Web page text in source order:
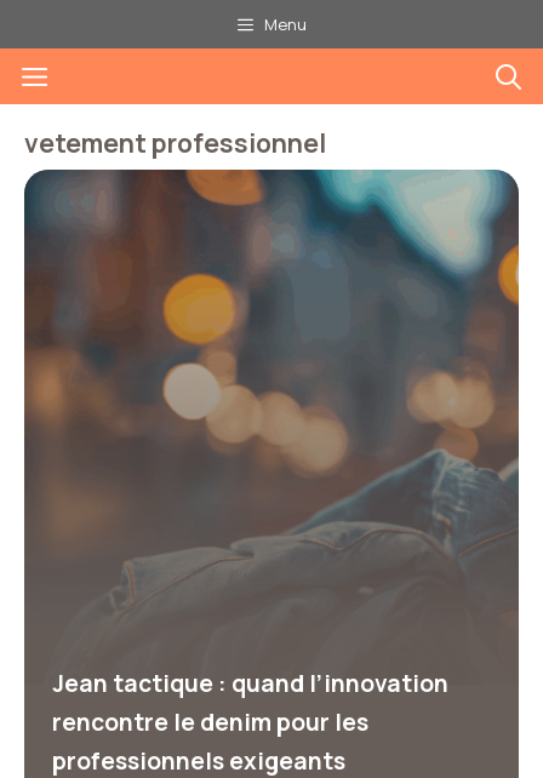
au
contenu
Menu
Menu
vetement professionnel
Jean tactique : quand l’innovation
rencontre le denim pour les
professionnels exigeants